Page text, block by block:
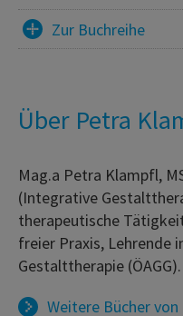
Zur Buchreihe
Über Petra
Mag.a Petra Klampfl,
(Integrative
therapeutische
freier Praxis, Lehrende
Gestalttherapie (ÖAGG).
Weitere Bücher von